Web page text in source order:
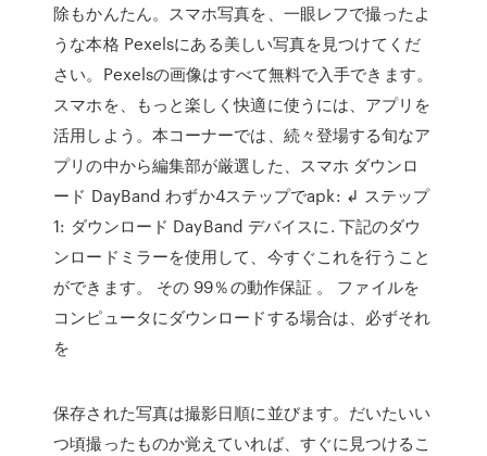
除もかんたん。スマホ写真を、一眼レフで撮ったよ
うな本格 Pexelsにある美しい写真を見つけてくだ
さい。Pexelsの画像はすべて無料で入手できます。
スマホを、もっと楽しく快適に使うには、アプリを
活用しよう。本コーナーでは、続々登場する旬なア
プリの中から編集部が厳選した、スマホ ダウンロ
ード DayBand わずか4ステップでapk: ↲ ステップ
1: ダウンロード DayBand デバイスに. 下記のダウ
ンロードミラーを使用して、今すぐこれを行うこと
ができます。 その 99％の動作保証 。 ファイルを
コンピュータにダウンロードする場合は、必ずそれ
を
保存された写真は撮影日順に並びます。だいたいい
つ頃撮ったものか覚えていれば、すぐに見つけるこ